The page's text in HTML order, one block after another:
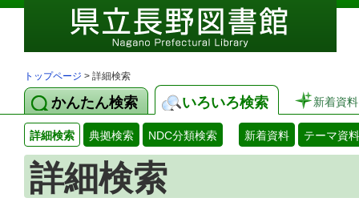
トップページ > 詳細検索
かんたん検索 いろいろ検索 新着資料
詳細検索 典拠検索 NDC分類検索 新着資料 テーマ資料
詳細検索